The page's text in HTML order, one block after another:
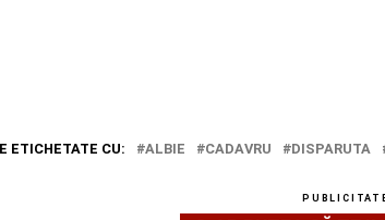
ETICHETATE CU: ALBIE CADAVRU DISPARUTA